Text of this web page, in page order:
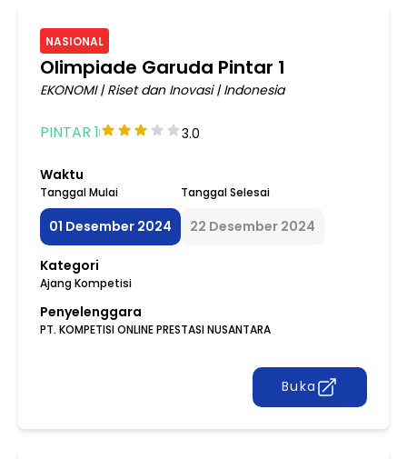
NASIONAL
Olimpiade Garuda Pintar 1
EKONOMI|Riset dan Inovasi|Indonesia
PINTAR 1 3.0
Waktu
Tanggal Mulai
01 Desember 2024
Tanggal Selesai
22 Desember 2024
Kategori
Ajang Kompetisi
Penyelenggara
PT. KOMPETISI ONLINE PRESTASI NUSANTARA
Buka